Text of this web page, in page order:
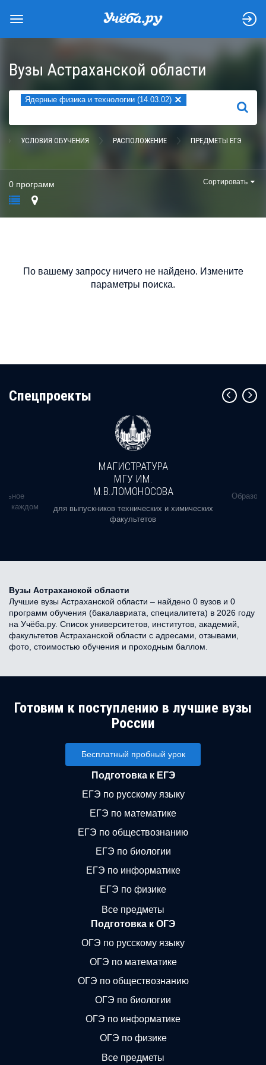
Вузы Астраханской области
Ядерные физика и технологии (14.03.02) ×
НАЙТИ
УСЛОВИЯ ОБУЧЕНИЯ РАСПОЛОЖЕНИЕ ПРЕДМЕТЫ ЕГЭ
0 программ Сортировать
По вашему запросу ничего не найдено. Измените
параметры поиска.
Cпецпроекты
в каждом
МАГИСТРАТУРА
МГУ ИМ.
М.В.ЛОМОНОСОВА
для выпускников технических и химических
факультетов
Вузы Астраханской области
Лучшие вузы Астраханской области – найдено 0 вузов и 0
программ обучения (бакалавриата, специалитета) в 2026 году
на Учёба.ру. Список университетов, институтов, академий,
факультетов Астраханской области с адресами, отзывами,
фото, стоимостью обучения и проходным баллом.
Готовим к поступлению в лучшие вузы
России
Бесплатный пробный урок
Подготовка к ЕГЭ
ЕГЭ по русскому языку
ЕГЭ по математике
ЕГЭ по обществознанию
ЕГЭ по биологии
ЕГЭ по информатике
ЕГЭ по физике
Все предметы
Подготовка к ОГЭ
ОГЭ по русскому языку
ОГЭ по математике
ОГЭ по обществознанию
ОГЭ по биологии
ОГЭ по информатике
ОГЭ по физике
Все предметы